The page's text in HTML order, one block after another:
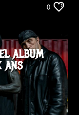
0
ALBUM
ANS